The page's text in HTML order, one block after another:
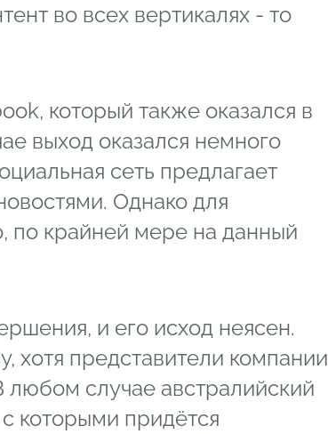
во всех вертикалях - то
который также оказался в
выход оказался немного
сеть предлагает
Однако для
по крайней мере на данный
и его исход неясен.
хотя представители компании
случае австралийский
которыми придётся